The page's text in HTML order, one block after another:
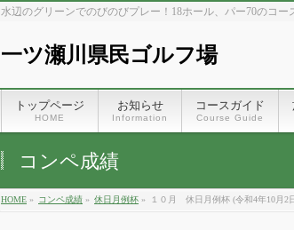
水辺のグリーンでのびのびプレー！18ホール、パー70のコー
一ツ瀬川県民ゴルフ場
トップページ
HOME
お知らせ
Information
コースガイド
Course Guide
コンペ成績
HOME » コンペ成績 » 休日月例杯 » １０月 休日月例杯 (令和4年10月2